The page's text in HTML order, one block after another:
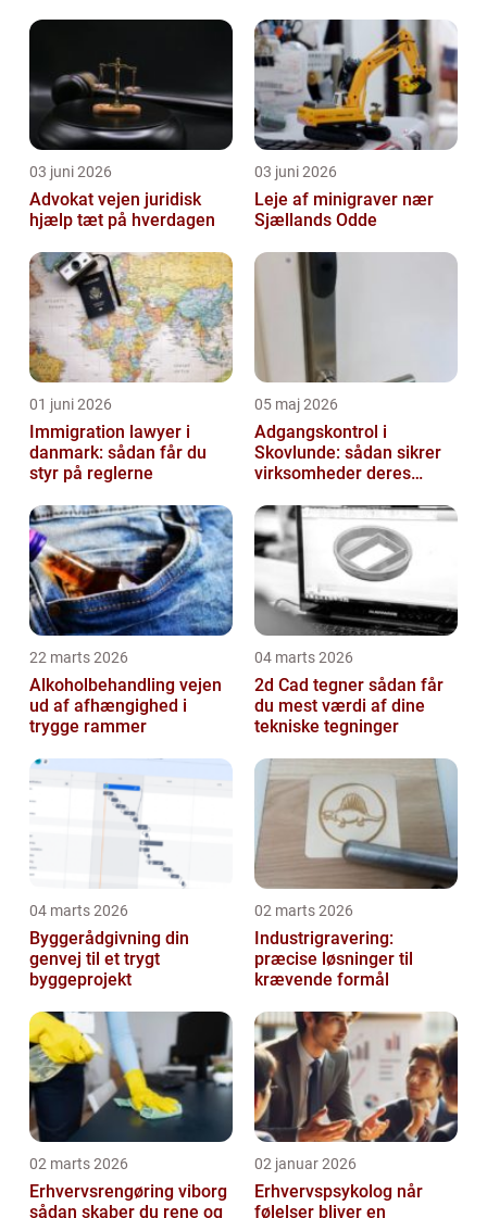
03 juni 2026
Advokat vejen juridisk
hjælp tæt på hverdagen
03 juni 2026
Leje af minigraver nær
Sjællands Odde
01 juni 2026
Immigration lawyer i
danmark: sådan får du
styr på reglerne
05 maj 2026
Adgangskontrol i
Skovlunde: sådan sikrer
virksomheder deres
22 marts 2026
Alkoholbehandling vejen
ud af afhængighed i
trygge rammer
04 marts 2026
2d Cad tegner sådan får
du mest værdi af dine
tekniske tegninger
04 marts 2026
Byggerådgivning din
genvej til et trygt
byggeprojekt
02 marts 2026
Industrigravering:
præcise løsninger til
krævende formål
02 marts 2026
Erhvervsrengøring viborg
sådan skaber du rene og
02 januar 2026
Erhvervspsykolog når
følelser bliver en